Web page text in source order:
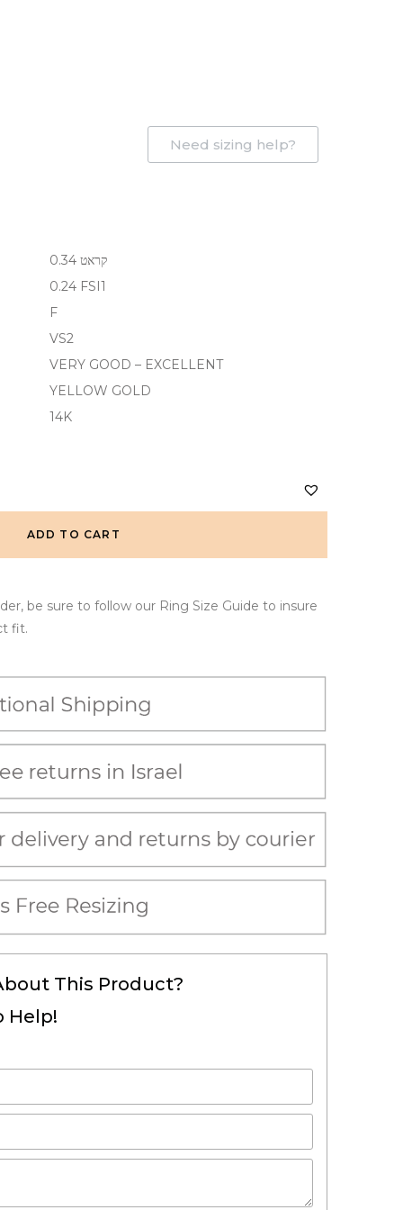
0.34 קראט
0.24 FSI1
F
VS2
VERY GOOD – EXCELLENT
YELLOW GOLD
14K
Need sizing help?
ADD TO CART
be sure to follow our Ring Size Guide to insure
fit.
This Product?
Help!